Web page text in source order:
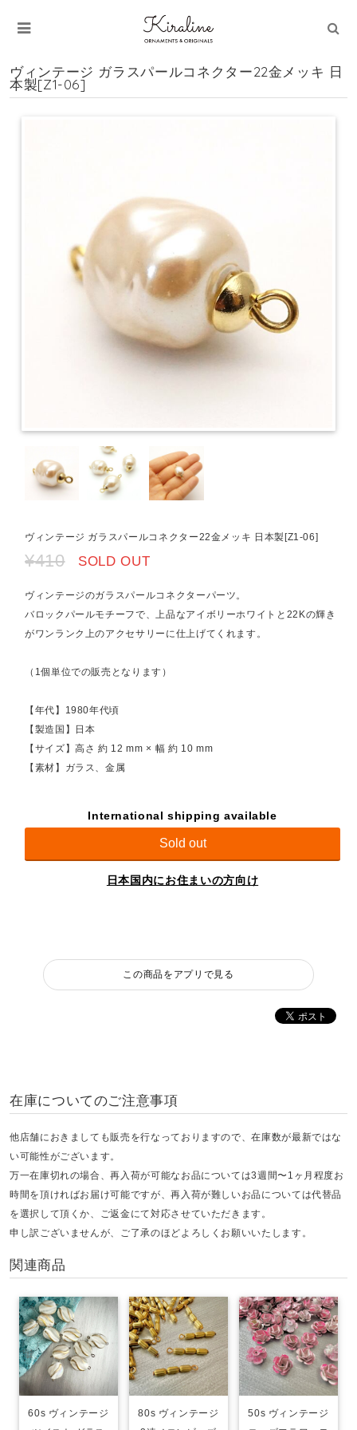
ヴィンテージ ガラスパールコネクター22金メッキ 日
本製[Z1-06]
ヴィンテージ ガラスパールコネクター22金メッキ 日本製[Z1-06]
¥410 SOLD OUT
ヴィンテージのガラスパールコネクターパーツ。
バロックパールモチーフで、上品なアイボリーホワイトと22Kの輝き
がワンランク上のアクセサリーに仕上げてくれます。
（1個単位での販売となります）
【年代】1980年代頃
【製造国】日本
【サイズ】高さ 約 12 mm × 幅 約 10 mm
【素材】ガラス、金属
International shipping available
Sold out
日本国内にお住まいの方向け
この商品をアプリで見る
在庫についてのご注意事項
他店舗におきましても販売を行なっておりますので、在庫数が最新ではな
い可能性がございます。
万一在庫切れの場合、再入荷が可能なお品については3週間〜1ヶ月程度お
時間を頂ければお届け可能ですが、再入荷が難しいお品については代替品
を選択して頂くか、ご返金にて対応させていただきます。
申し訳ございませんが、ご了承のほどよろしくお願いいたします。
関連商品
60s ヴィンテージ
80s ヴィンテージ
50s ヴィンテージ